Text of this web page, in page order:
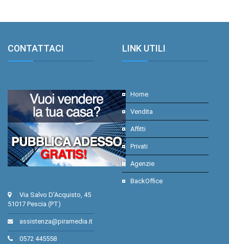
CONTATTACI.
Via Salvo D'Acquisto, 45
51017 Pescia (PT)
assistenza@piramedia.it
0572 445558
LINK UTILI.
Home
Vendita
Affitti
Privati
Agenzie
BackOffice